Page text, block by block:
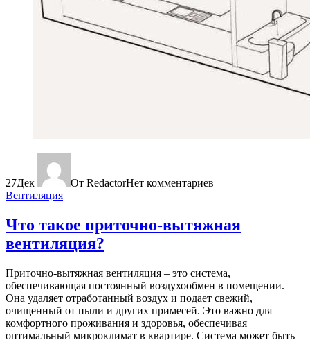
27Дек От RedactorНет комментариев
Вентиляция
Что такое приточно-вытяжная
вентиляция?
Приточно-вытяжная вентиляция – это система,
обеспечивающая постоянный воздухообмен в помещении.
Она удаляет отработанный воздух и подает свежий,
очищенный от пыли и других примесей. Это важно для
комфортного проживания и здоровья, обеспечивая
оптимальный микроклимат в квартире. Система может быть